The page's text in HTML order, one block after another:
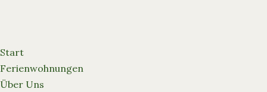
Start
Ferienwohnungen
Über Uns